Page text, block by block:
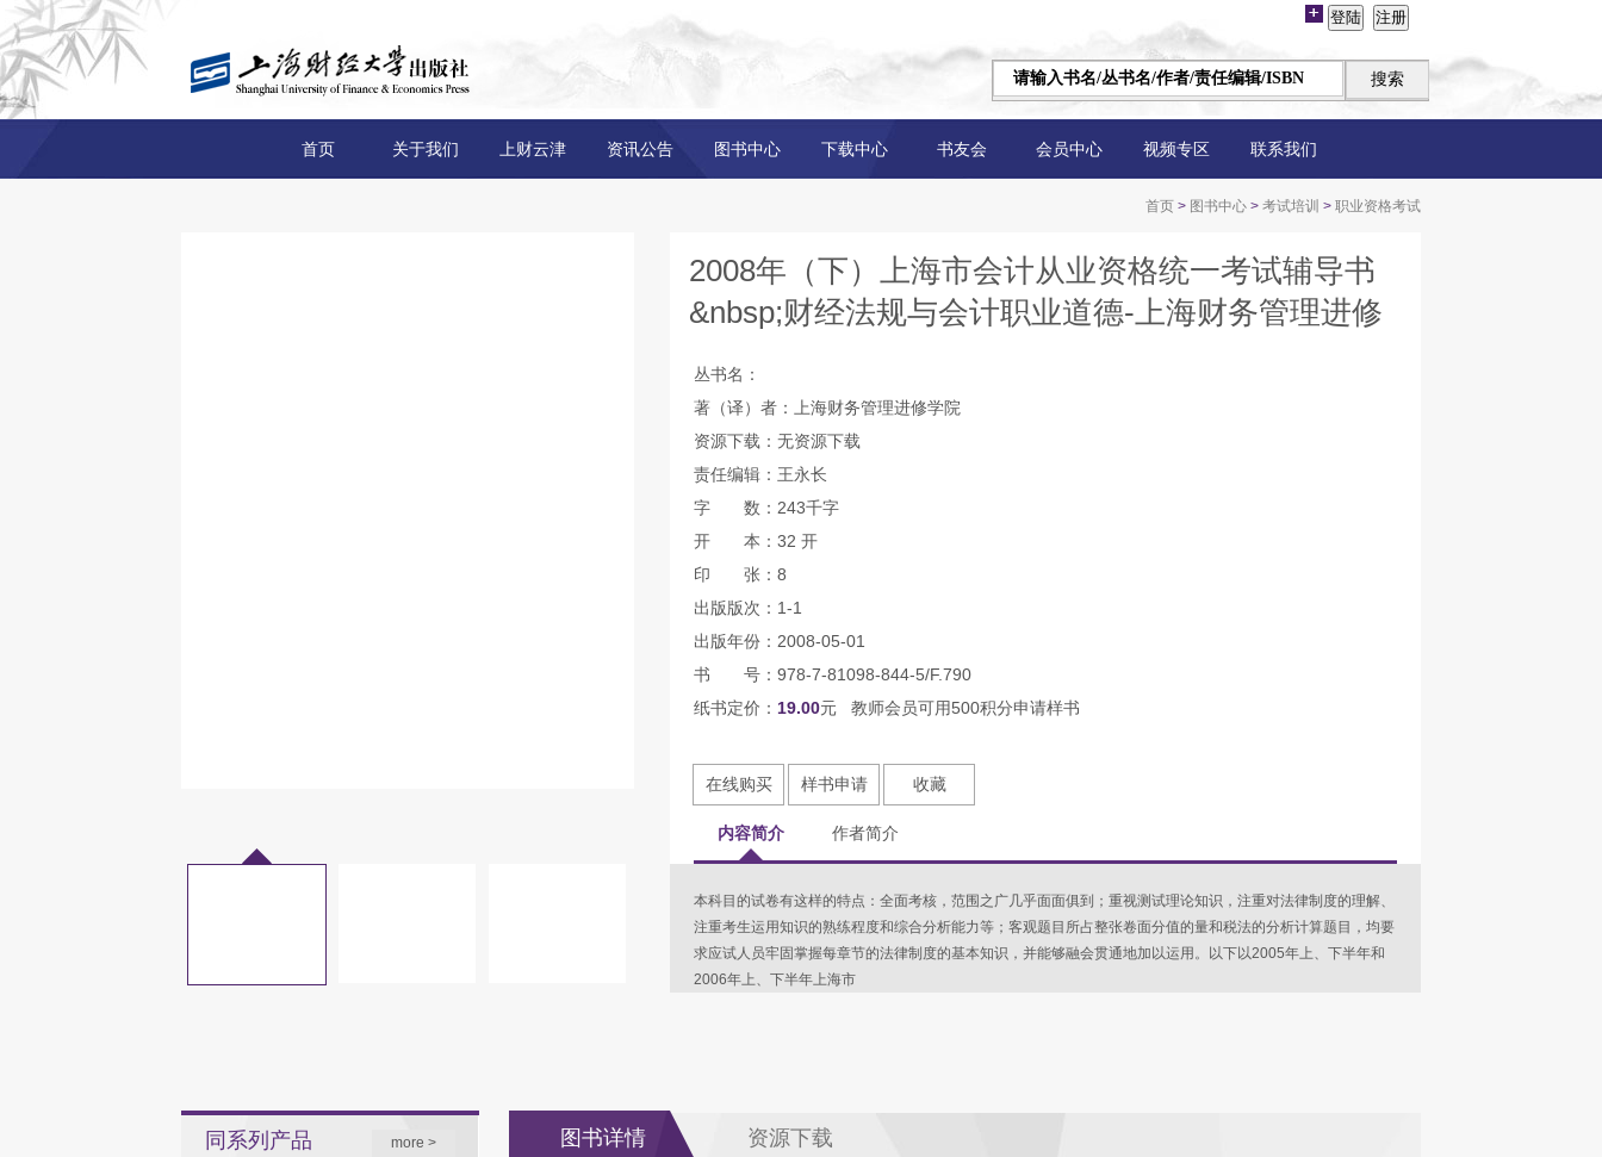
首页 关于我们 上财云津 资讯公告 图书中心 下载中心 书友会 会员中心 视频专区 联系我们
首页 > 图书中心 > 考试培训 > 职业资格考试
2008年（下）上海市会计从业资格统一考试辅导书
&nbsp;财经法规与会计职业道德-上海财务管理进修
丛书名：
著（译）者：上海财务管理进修学院
资源下载：无资源下载
责任编辑：王永长
字 数：243千字
开 本：32 开
印 张：8
出版版次：1-1
出版年份：2008-05-01
书 号：978-7-81098-844-5/F.790
纸书定价： 19.00元 教师会员可用500积分申请样书
在线购买 样书申请 收藏
内容简介 作者简介
本科目的试卷有这样的特点：全面考核，范围之广几乎面面俱到；重视测试理论知识，注重对法律制度的理解、
注重考生运用知识的熟练程度和综合分析能力等；客观题目所占整张卷面分值的量和税法的分析计算题目，均要
求应试人员牢固掌握每章节的法律制度的基本知识，并能够融会贯通地加以运用。以下以2005年上、下半年和
2006年上、下半年上海市
同系列产品 more > 图书详情 资源下载